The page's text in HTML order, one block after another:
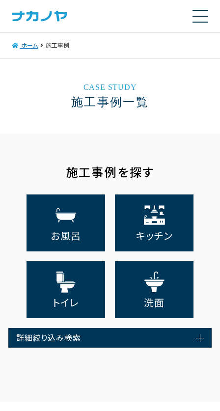
ホーム 施工事例
CASE STUDY
施工事例一覧
施工事例を探す
お風呂 キッチン
トイレ 洗面
詳細絞り込み検索